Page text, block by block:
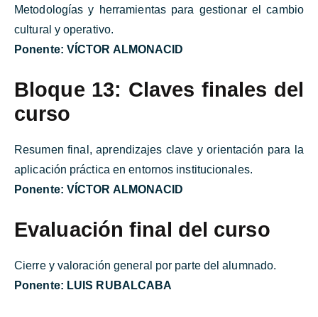
Metodologías y herramientas para gestionar el cambio
cultural y operativo.
Ponente: VÍCTOR ALMONACID
Bloque 13: Claves finales del
curso
Resumen final, aprendizajes clave y orientación para la
aplicación práctica en entornos institucionales.
Ponente: VÍCTOR ALMONACID
Evaluación final del curso
Cierre y valoración general por parte del alumnado.
Ponente: LUIS RUBALCABA